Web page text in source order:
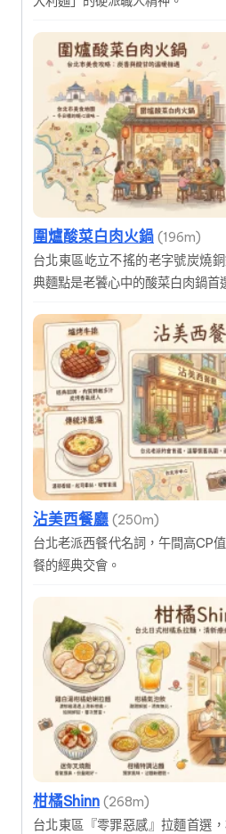
圍爐酸菜白肉火鍋 (196m)
台北東區屹立不搖的老字號炭燒
典麵點是老饕心中的酸菜白肉鍋首
沾美西餐廳 (250m)
台北老派西餐代名詞，午間高CP
餐的經典交會。
柑橘Shinn (268m)
台北東區『零罪惡感』拉麵首選